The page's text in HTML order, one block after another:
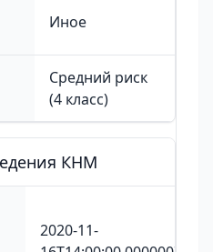
Иное
Средний риск
(4 класс)
КНМ
2020-11-